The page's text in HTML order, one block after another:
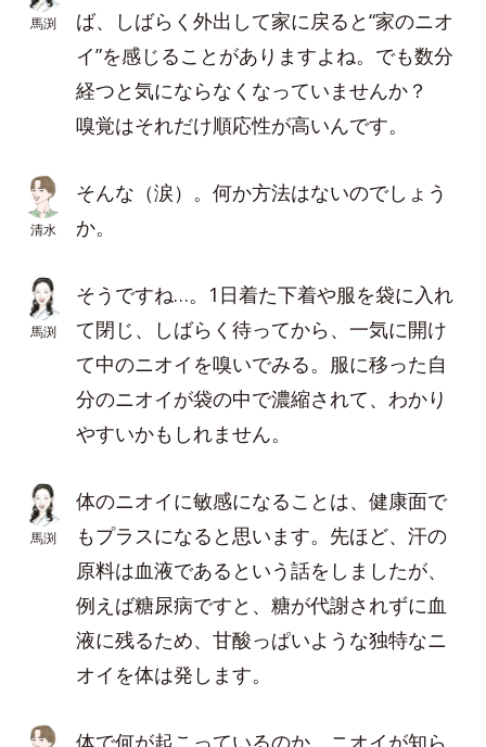
馬渕
ば、しばらく外出して家に戻ると“家のニオ
イ”を感じることがありますよね。でも数分
経つと気にならなくなっていませんか？
嗅覚はそれだけ順応性が高いんです。
清水
そんな（涙）。何か方法はないのでしょう
か。
馬渕
そうですね…。1日着た下着や服を袋に入れ
て閉じ、しばらく待ってから、一気に開け
て中のニオイを嗅いでみる。服に移った自
分のニオイが袋の中で濃縮されて、わかり
やすいかもしれません。
馬渕
体のニオイに敏感になることは、健康面で
もプラスになると思います。先ほど、汗の
原料は血液であるという話をしましたが、
例えば糖尿病ですと、糖が代謝されずに血
液に残るため、甘酸っぱいような独特なニ
オイを体は発します。
体で何が起こっているのか、ニオイが知ら